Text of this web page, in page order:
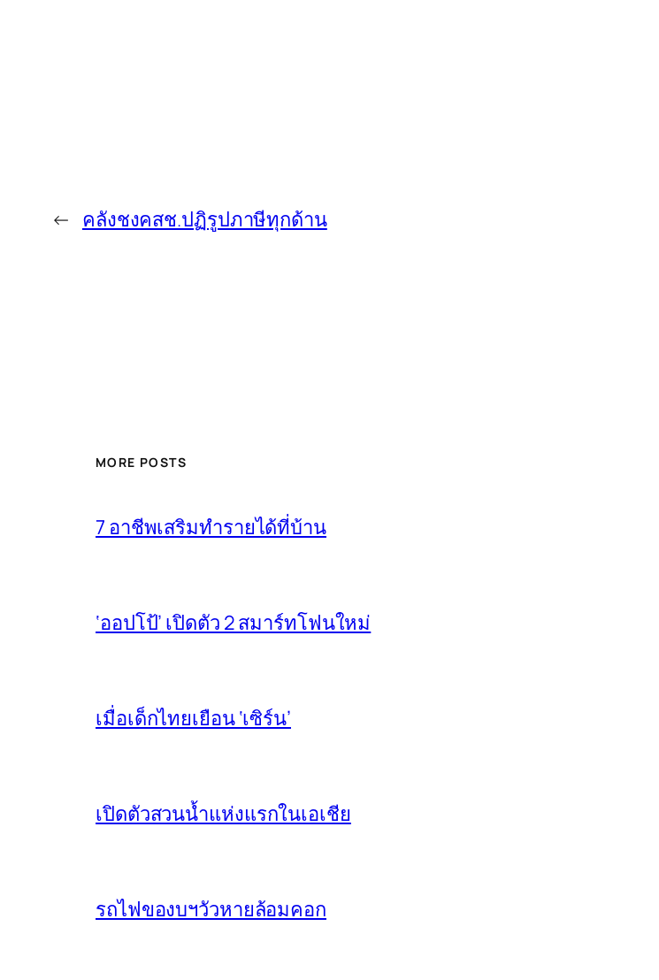
← คลังชงคสช.ปฏิรูปภาษีทุกด้าน
MORE POSTS
7 อาชีพเสริมทำรายได้ที่บ้าน
‘ออปโป้’ เปิดตัว 2 สมาร์ทโฟนใหม่
เมื่อเด็กไทยเยือน ‘เซิร์น’
เปิดตัวสวนน้ำแห่งแรกในเอเชีย
รถไฟของบฯวัวหายล้อมคอก